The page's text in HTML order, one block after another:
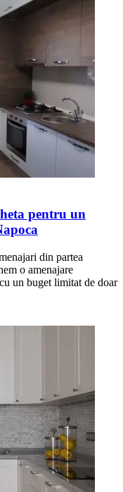
pentru un
din partea
o amenajare
un buget limitat de doar